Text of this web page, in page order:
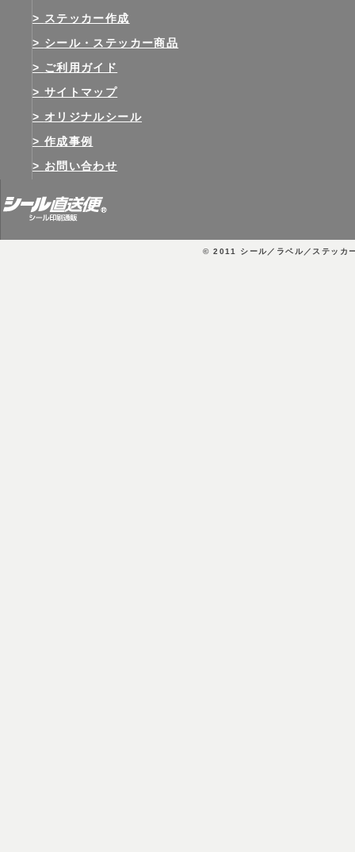
ステッカー作成
シール・ステッカー商品
ご利用ガイド
サイトマップ
オリジナルシール
作成事例
お問い合わせ
© 2011 シール／ラベル／ステッカ